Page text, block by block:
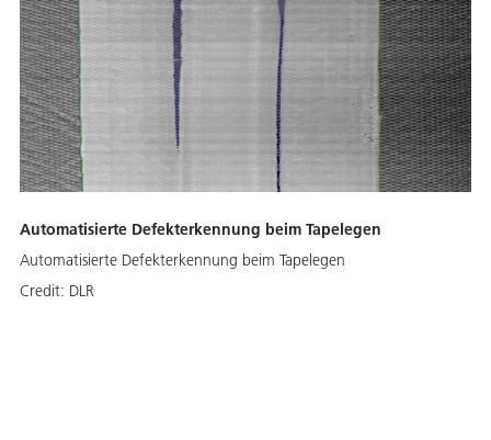
Automatisierte Defekterkennung beim Tapelegen
Automatisierte Defekterkennung beim Tapelegen
Credit: DLR